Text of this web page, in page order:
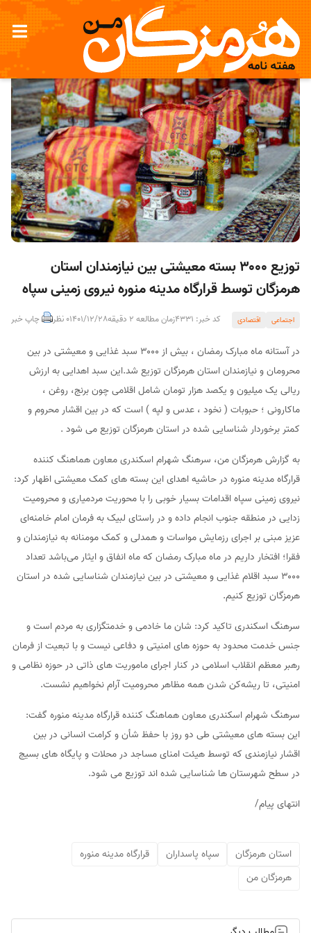
توزیع ۳۰۰۰ بسته معیشتی بین نیازمندان استان
هرمزگان توسط قرارگاه مدینه منوره نیروی زمینی سپاه
اجتماعی اقتصادی کد خبر: 4331 زمان مطالعه 2 دقیقه 1401/12/280 نظر چاپ خبر
در آستانه ماه مبارک رمضان ، بیش از ۳۰۰۰ سبد غذایی و معیشتی در بین
محرومان و نیازمندان استان هرمزگان توزیع شد.این سبد اهدایی به ارزش
ریالی یک میلیون و یکصد هزار تومان شامل اقلامی چون برنج، روغن ،
ماکارونی ؛ حبوبات ( نخود ، عدس و لپه ) است که در بین اقشار محروم و
کمتر برخوردار شناسایی شده در استان هرمزگان توزیع می شود .
به گزارش هرمزگان من، سرهنگ شهرام اسکندری معاون هماهنگ کننده
قرارگاه مدینه منوره در حاشیه اهدای این بسته های کمک معیشتی اظهار کرد:
نیروی زمینی سپاه اقدامات بسیار خوبی را با محوریت مردمیاری و محرومیت
زدایی در منطقه جنوب انجام داده و در راستای لبیک به فرمان امام خامنه‌ای
عزیز مبنی بر اجرای رزمایش مواسات و همدلی و کمک مومنانه به نیازمندان و
فقرا؛ افتخار داریم در ماه مبارک رمضان که ماه انفاق و ایثار می‌باشد تعداد
۳۰۰۰ سبد اقلام غذایی و معیشتی در بین نیازمندان شناسایی شده در استان
هرمزگان توزیع کنیم.
سرهنگ اسکندری تاکید کرد: شان ما خادمی و خدمتگزاری به مردم است و
جنس خدمت محدود به حوزه های امنیتی و دفاعی نیست و با تبعیت از فرمان
رهبر معظم انقلاب اسلامی در کنار اجرای ماموریت های ذاتی در حوزه نظامی و
امنیتی، تا ریشه‌کن شدن همه مظاهر محرومیت آرام نخواهیم نشست.
سرهنگ شهرام اسکندری معاون هماهنگ کننده قرارگاه مدینه منوره گفت:
این بسته های معیشتی طی دو روز با حفظ شأن و کرامت انسانی در بین
اقشار نیازمندی که توسط هیئت امنای مساجد در محلات و پایگاه های بسیج
در سطح شهرستان ها شناسایی شده اند توزیع می شود.
انتهای پیام/
استان هرمزگان سپاه پاسداران
قرارگاه مدینه منوره
هرمزگان من